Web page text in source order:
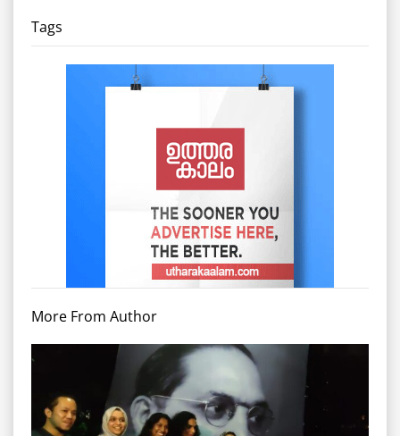
Tags
More From Author